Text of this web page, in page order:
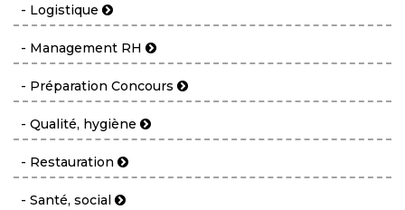
- Logistique
- Management RH
- Préparation Concours
- Qualité, hygiène
- Restauration
- Santé, social